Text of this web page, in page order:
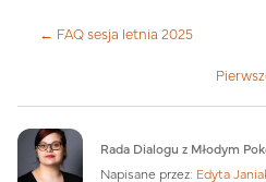
← FAQ sesja letnia 2025
Rada Dialogu z Młodym
Napisane przez: Edyta
Liczba odpowiedzi: 0